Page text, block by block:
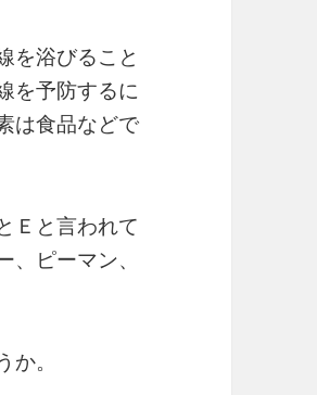
を浴びること
を予防するに
は食品などで
Ｅと言われて
ピーマン、
。